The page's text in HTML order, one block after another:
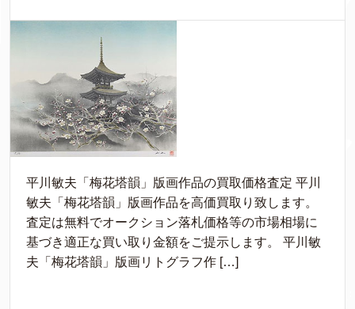
平川敏夫「梅花塔韻」版画作品の買取価格査定 平川
敏夫「梅花塔韻」版画作品を高価買取り致します。
査定は無料でオークション落札価格等の市場相場に
基づき適正な買い取り金額をご提示します。 平川敏
夫「梅花塔韻」版画リトグラフ作 […]